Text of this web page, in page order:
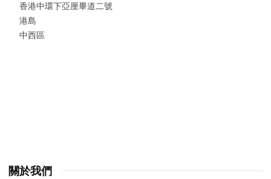
香港中環下亞厘畢道二號
港島
中西區
關於我們